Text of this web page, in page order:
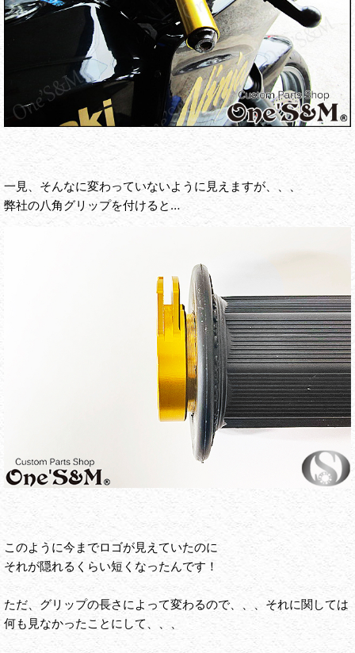
一見、そんなに変わっていないように見えますが、、、
弊社の八角グリップを付けると…
このように今までロゴが見えていたのに
それが隠れるくらい短くなったんです！
ただ、グリップの長さによって変わるので、、、それに関しては
何も見なかったことにして、、、